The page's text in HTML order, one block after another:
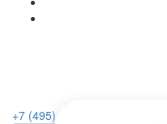
+7 (495) 223-46-26